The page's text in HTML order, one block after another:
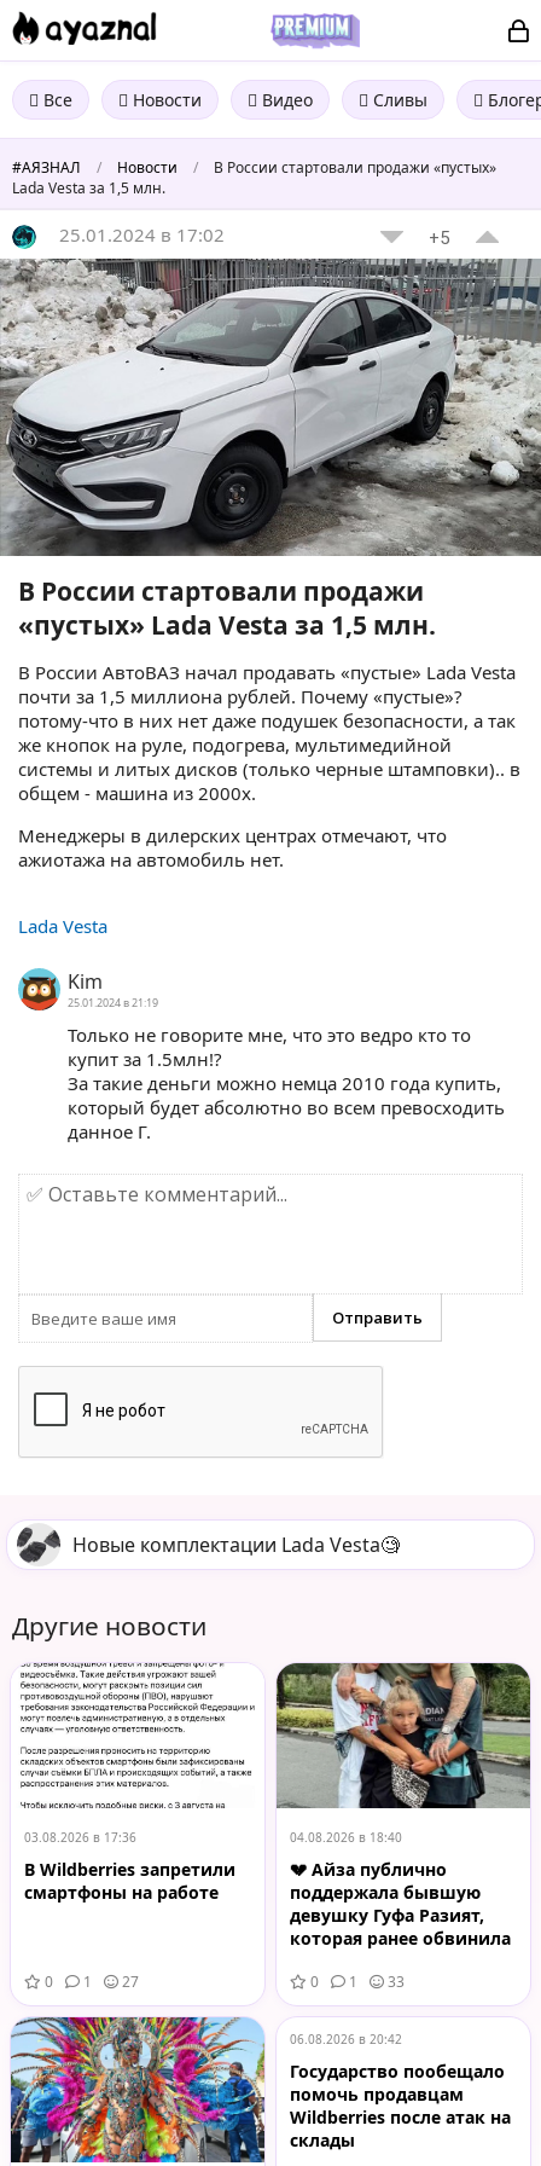
Все Новости Видео Сливы
#АЯЗНАЛ / Новости /
В России стартовали продажи «пустых»
Lada Vesta за 1,5 млн.
25.01.2024 в 17:02 +5
В России стартовали продажи
«пустых» Lada Vesta за 1,5 млн.
В России АвтоВАЗ начал продавать «пустые» Lada Vesta
почти за 1,5 миллиона рублей. Почему «пустые»?
потому-что в них нет даже подушек безопасности, а так
же кнопок на руле, подогрева, мультимедийной
системы и литых дисков (только черные штамповки).. в
общем - машина из 2000х.
Менеджеры в дилерских центрах отмечают, что
ажиотажа на автомобиль нет.
Lada Vesta
Kim
25.01.2024 в 21:19
Только не говорите мне, что это ведро кто то
купит за 1.5млн!?
За такие деньги можно немца 2010 года купить,
который будет абсолютно во всем превосходить
данное Г.
Новые комплектации Lada Vesta🧐
Другие новости
03.08.2026 в 17:36
В Wildberries запретили
смартфоны на работе
0 1 27
04.08.2026 в 18:40
💔 Айза публично
поддержала бывшую
девушку Гуфа Разият,
которая ранее обвинила
унижении и токсичном
поведении.
0 1 33
06.08.2026 в 20:42
Государство пообещало
помочь продавцам
Wildberries после атак на
склады